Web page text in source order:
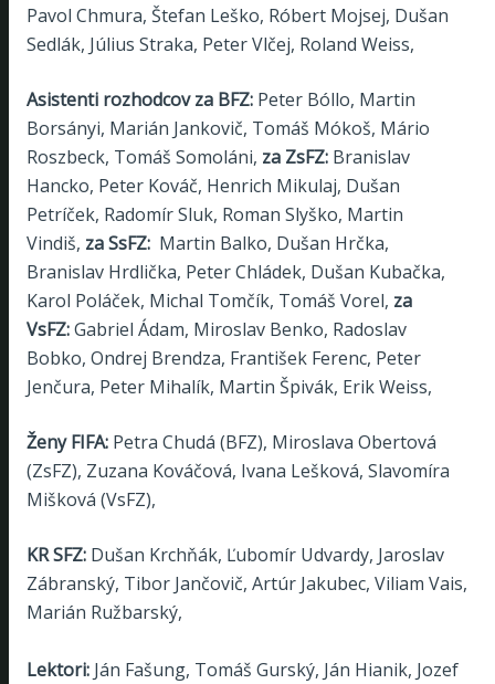
Pavol Chmura, Štefan Leško, Róbert Mojsej, Dušan
Sedlák, Július Straka, Peter Vlčej, Roland Weiss,
Asistenti rozhodcov za BFZ: Peter Bóllo, Martin
Borsányi, Marián Jankovič, Tomáš Mókoš, Mário
Roszbeck, Tomáš Somoláni, za ZsFZ: Branislav
Hancko, Peter Kováč, Henrich Mikulaj, Dušan
Petríček, Radomír Sluk, Roman Slyško, Martin
Vindiš, za SsFZ: Martin Balko, Dušan Hrčka,
Branislav Hrdlička, Peter Chládek, Dušan Kubačka,
Karol Poláček, Michal Tomčík, Tomáš Vorel, za
VsFZ:Gabriel Ádam, Miroslav Benko, Radoslav
Bobko, Ondrej Brendza, František Ferenc, Peter
Jenčura, Peter Mihalík, Martin Špivák, Erik Weiss,
Ženy FIFA: Petra Chudá (BFZ), Miroslava Obertová
(ZsFZ), Zuzana Kováčová, Ivana Lešková, Slavomíra
Mišková (VsFZ),
KR SFZ: Dušan Krchňák, Ľubomír Udvardy, Jaroslav
Zábranský, Tibor Jančovič, Artúr Jakubec, Viliam Vais,
Marián Ružbarský,
Lektori: Ján Fašung, Tomáš Gurský, Ján Hianik, Jozef